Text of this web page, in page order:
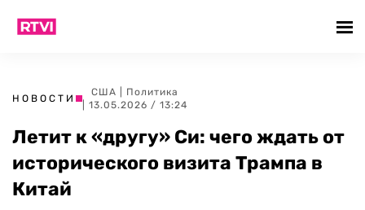
НОВОСТИ
США
Политика
| 13.05.2026 / 13:24
Летит к «другу» Си: чего ждать от
исторического визита Трампа в
Китай